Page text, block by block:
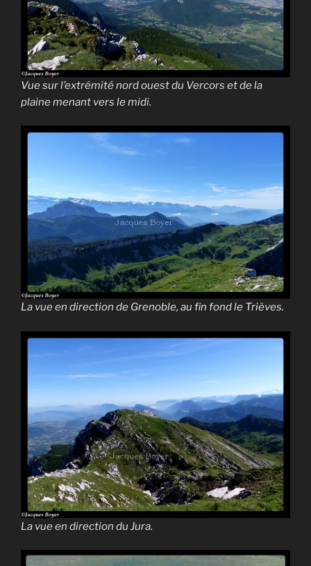
Vue sur l’extrémité nord ouest du Vercors et de la
plaine menant vers le midi.
La vue en direction de Grenoble, au fin fond le Trièves.
La vue en direction du Jura.